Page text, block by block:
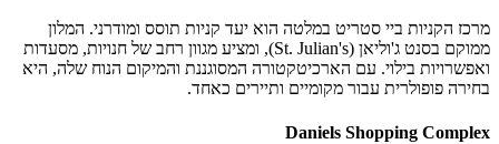
מרכז הקניות ביי סטריט במלטה הוא יעד קניות תוסס ומודרני. המלון
ממוקם בסנט ג'וליאן (St. Julian's), ומציע מגוון רחב של חנויות, מסעדות
ואפשרויות בילוי. עם הארכיטקטורה המסוגננת והמיקום הנוח שלה, היא
בחירה פופולרית עבור מקומיים ותיירים כאחד.
Daniels Shopping Complex